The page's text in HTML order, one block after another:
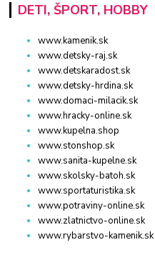
DETI, ŠPORT, HOBBY
www.kamenik.sk
www.detsky-raj.sk
www.detskaradost.sk
www.detsky-hrdina.sk
www.domaci-milacik.sk
www.hracky-online.sk
www.kupelna.shop
www.stonshop.sk
www.sanita-kupelne.sk
www.skolsky-batoh.sk
www.sportaturistika.sk
www.potraviny-online.sk
www.zlatnictvo-online.sk
www.rybarstvo-kamenik.sk